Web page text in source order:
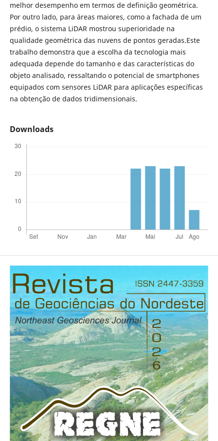
melhor desempenho em termos de definição geométrica.
Por outro lado, para áreas maiores, como a fachada de um
prédio, o sistema LiDAR mostrou superioridade na
qualidade geométrica das nuvens de pontos geradas.Este
trabalho demonstra que a escolha da tecnologia mais
adequada depende do tamanho e das características do
objeto analisado, ressaltando o potencial de smartphones
equipados com sensores LiDAR para aplicações específicas
na obtenção de dados tridimensionais.
Downloads